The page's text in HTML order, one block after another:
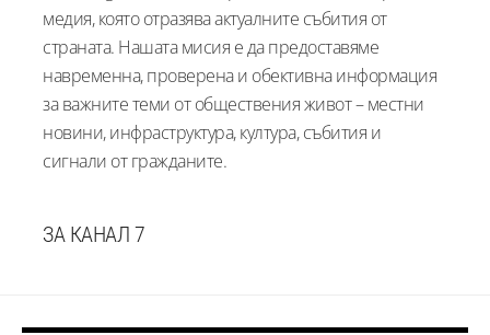
медия, която отразява актуалните събития от
страната. Нашата мисия е да предоставяме
навременна, проверена и обективна информация
за важните теми от обществения живот – местни
новини, инфраструктура, култура, събития и
сигнали от гражданите.
ЗА КАНАЛ 7